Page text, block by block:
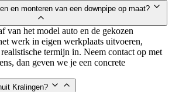
en monteren van een downpipe op maat?
van het model auto en de gekozen
werk in eigen werkplaats uitvoeren,
termijn in. Neem contact op met
dan geven we je een concrete
Kralingen?